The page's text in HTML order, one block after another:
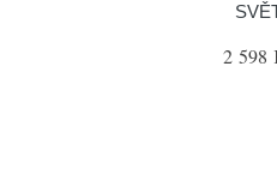
2 598